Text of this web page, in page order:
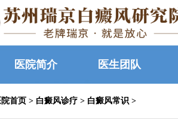
医院简介 医生团队
院首页 > 白癜风诊疗 > 白癜风常识 >